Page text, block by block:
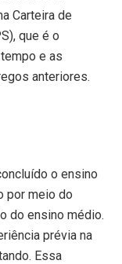
Carteira de
que é o
e as
anteriores.
o ensino
por meio do
do ensino médio.
prévia na
Essa